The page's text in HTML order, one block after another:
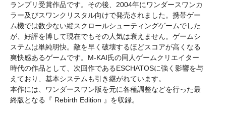
ランプリ受賞作品です。その後、2004年にワンダースワンカ
ラー及びスワンクリスタル向けで発売されました。携帯ゲー
ム機では数少ない縦スクロールシューティングゲームでした
が、好評を博して現在でもその人気は衰えません。ゲームシ
ステムは単純明快。敵を早く破壊するほどスコアが高くなる
爽快感あるゲームです。M-KAI氏の同人ゲームクリエイター
時代の作品として、次回作であるESCHATOSに強く影響を与
えており、基本システムも引き継がれています。
本作には、ワンダースワン版を元に各種調整などを行った最
終版となる『 Rebirth Edition 』を収録。